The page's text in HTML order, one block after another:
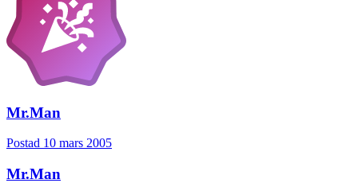
Mr.Man
Postad 10 mars 2005
Mr.Man